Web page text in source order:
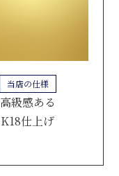
当店の仕様
高級感ある
K18仕上げ